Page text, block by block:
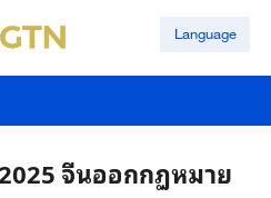
Language
จีนออกกฏหมาย